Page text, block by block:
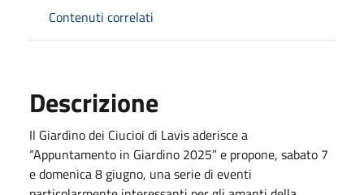
Contenuti correlati
Descrizione
Il Giardino dei Ciucioi di Lavis aderisce a
“Appuntamento in Giardino 2025” e propone, sabato 7
e domenica 8 giugno, una serie di eventi